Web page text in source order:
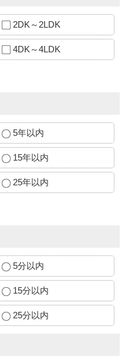
2DK～2LDK
4DK～4LDK
5年以内
15年以内
25年以内
5分以内
15分以内
25分以内